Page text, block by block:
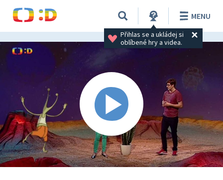
Přihlas se a ukládej si
oblíbené hry a videa.
MENU